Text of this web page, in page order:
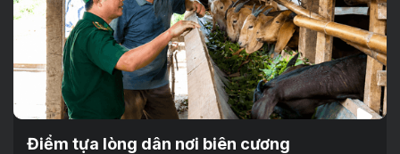
Điểm tựa lòng dân nơi biên cương